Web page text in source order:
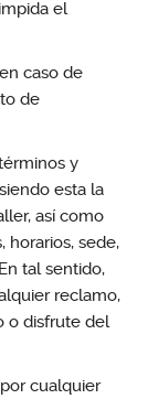
el
caso de
de
y
esta la
así como
horarios, sede,
tal sentido,
reclamo,
o disfrute del
por cualquier